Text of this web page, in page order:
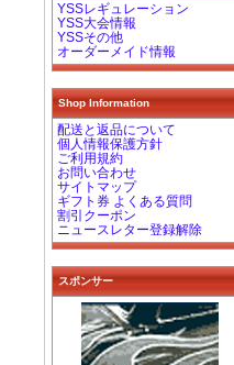
YSSレギュレーション
YSS大会情報
YSSその他
オーダーメイド情報
Shop Information
配送と返品について
個人情報保護方針
ご利用規約
お問い合わせ
サイトマップ
ギフト券 よくある質問
割引クーポン
ニュースレター登録解除
スポンサー